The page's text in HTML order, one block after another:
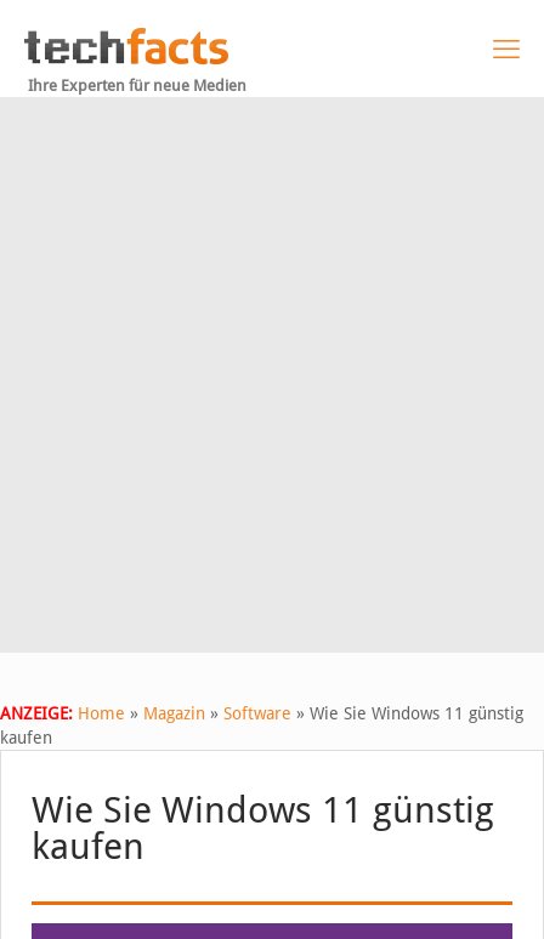
Ihre Experten für neue Medien
ANZEIGE: Home » Magazin » Software » Wie Sie Windows 11 günstig
kaufen
Wie Sie Windows 11 günstig
kaufen